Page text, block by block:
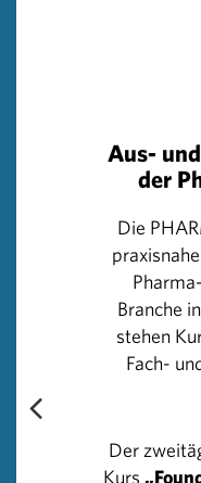
Eine Gesamtsumme
fanden in
Österreich statt. Die
Prüfungen entfällt
Onkologie. An
zu Kardiologie und
Prüfungen im Bereich
durchgeführt.
Aus-
der
Die
Branche
stehen
Fach-
Der
Kurs